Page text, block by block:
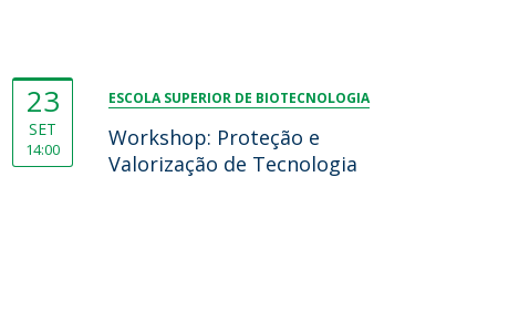
23
SET
14:00
ESCOLA SUPERIOR DE BIOTECNOLOGIA
Workshop: Proteção e
Valorização de Tecnologia